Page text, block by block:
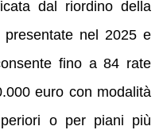
dal riordino della
presentate nel 2025 e
fino a 84 rate
euro con modalità
o per piani più